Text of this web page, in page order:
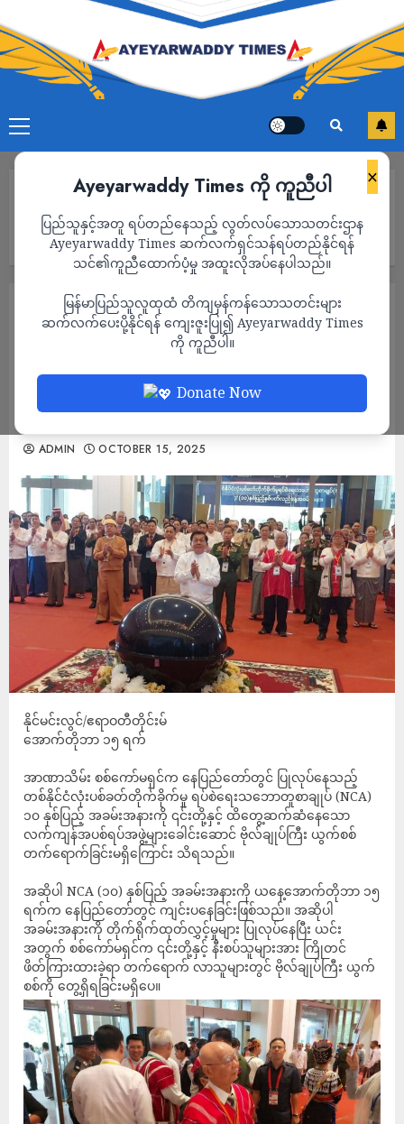
×
Ayeyarwaddy Times ကို ကူညီပါ
ပြည်သူနှင့်အတူ ရပ်တည်နေသည့် လွတ်လပ်သောသတင်းဌာန
Ayeyarwaddy Times ဆက်လက်ရှင်သန်ရပ်တည်နိုင်ရန်
သင်၏ကူညီထောက်ပံ့မှု အထူးလိုအပ်နေပါသည်။
မြန်မာပြည်သူလူထုထံ တိကျမှန်ကန်သောသတင်းများ
ဆက်လက်ပေးပို့နိုင်ရန် ကျေးဇူးပြု၍ Ayeyarwaddy Times
ကို ကူညီပါ။
Donate Now
ရပ်အဖွဲ့များခေါင်းဆောင် RCSS ဥက္ကဋ္ဌ ဗိုလ်ချုပ်ကြီး ယွက်စစ်
တက်ရောက်ခြင်းမရှိ
စစ်ကော်မရှင်က ပြုလုပ်သည့် NCA ၁၀ နှစ်
ပြည့်အခမ်းအနားသို့ အပစ်ရပ်အဖွဲ့များ
ခေါင်းဆောင် RCSS ဥက္ကဋ္ဌ ဗိုလ်ချုပ်ကြီး ယွက်
စစ် တက်ရောက်ခြင်းမရှိ
ADMIN OCTOBER 15, 2025
နိုင်မင်းလွင်/ဧရာဝတီတိုင်းမ်
အောက်တိုဘာ ၁၅ ရက်
အာဏာသိမ်း စစ်ကော်မရှင်က နေပြည်တော်တွင် ပြုလုပ်နေသည့်
တစ်နိုင်ငံလုံးပစ်ခတ်တိုက်ခိုက်မှု ရပ်စဲရေးသဘောတူစာချုပ် (NCA)
၁၀ နှစ်ပြည့် အခမ်းအနားကို ၎င်းတို့နှင့် ထိတွေ့ဆက်ဆံနေသော
လက်ကျန်အပစ်ရပ်အဖွဲ့များခေါင်းဆောင် ဗိုလ်ချုပ်ကြီး ယွက်စစ်
တက်ရောက်ခြင်းမရှိကြောင်း သိရသည်။
အဆိုပါ NCA (၁၀) နှစ်ပြည့် အခမ်းအနားကို ယနေ့အောက်တိုဘာ ၁၅
ရက်က နေပြည်တော်တွင် ကျင်းပနေခြင်းဖြစ်သည်။ အဆိုပါ
အခမ်းအနားကို တိုက်ရိုက်ထုတ်လွှင့်မှုများ ပြုလုပ်နေပြီး ယင်း
အတွက် စစ်ကော်မရှင်က ၎င်းတို့နှင့် နီးစပ်သူများအား ကြိုတင်
ဖိတ်ကြားထားခဲ့ရာ တက်ရောက် လာသူများတွင် ဗိုလ်ချုပ်ကြီး ယွက်
စစ်ကို တွေ့ရှိရခြင်းမရှိပေ။